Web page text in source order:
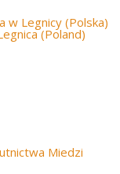
w Legnicy (Polska)
(Poland)
Miedzi